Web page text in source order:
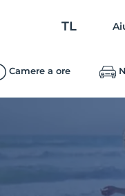
TL
Camere a ore